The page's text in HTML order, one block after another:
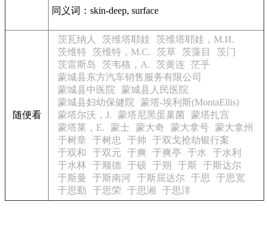
同义词：skin-deep, surface
随便看
茨瓦纳人 茨维塔耶娃
茨维塔耶娃，М.И.
茨维特 茨维特，М.С. 茨草 茨藻目
茨门
茨雷斯岛
茨韦格，A. 茨黄连
茫乎
蒙城县东方汽车销售服务有限公司
蒙城县中医院
蒙城县人民医院
蒙城县妇幼保健院
蒙塔-埃利斯(MontaEllis)
蒙塔尔沃，J.
蒙塔尼黑蛋巢菌
蒙塔扎宫
蒙塔莱，E.
蒙士 蒙大奇 蒙大拿号 蒙大拿州
于树章
于树忠 于帅
于双戈抢劫银行案
于双和
于双元 于爽 于爽亭 于水
于水利
于水林
于顺德 于硕 于朔 于斯 于斯达尔
于斯曼
于斯南河 于斯屈达尔 于思
于思宽
于思勤
于思荣 于思湘 于思洋